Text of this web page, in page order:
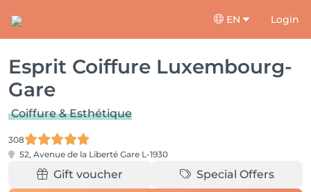
EN Login
Esprit Coiffure Luxembourg-
Gare
Coiffure & Esthétique
308
52, Avenue de la Liberté Gare L-1930
Gift voucher Special Offers